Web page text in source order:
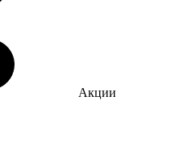
Акции